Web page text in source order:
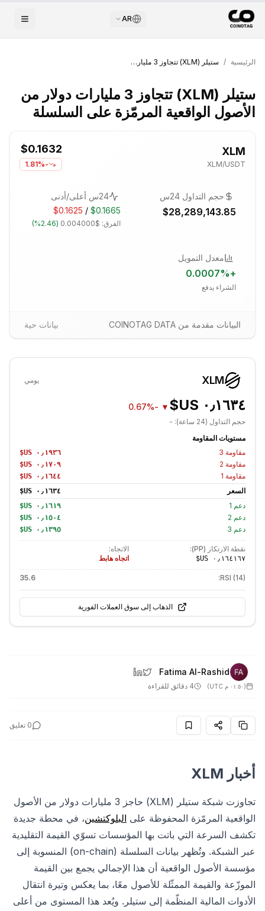
AR
الرئيسية / ستيلر (XLM) تتجاوز 3 مليارات دولار من الأصول الواقعية المرمّزة على السلسلة
ستيلر (XLM) تتجاوز 3 مليارات دولار من
الأصول الواقعية المرمّزة على السلسلة
XLM
XLM/USDT
$0.1632
-1.81%
حجم التداول 24س
$28,289,143.85
24س أعلى/أدنى
$0.1665
/
$0.1625
الفرق: $0.004000
(
2.46%
)
معدل التمويل
+
0.0007%
الشراء يدفع
البيانات مقدمة من COINOTAG DATA بيانات حية
XLM يومي
▼
-0.67%
حجم التداول (24 ساعة):
-
مستويات المقاومة
مقاومة 3
مقاومة 2
مقاومة 1
السعر
دعم 1
دعم 2
دعم 3
نقطة الارتكاز (PP):
الاتجاه:
اتجاه هابط
RSI (14):
35.6
الذهاب إلى سوق العملات الفورية
Fatima Al-Rashid
(٠١:٥٠ م UTC ) 4 دقائق للقراءة
0 تعليق
أخبار XLM
تجاوزت شبكة ستيلر (XLM) حاجز 3 مليارات دولار من الأصول
الواقعية المرمّزة المحفوظة على البلوكتشين، في محطة جديدة
تكشف السرعة التي باتت بها المؤسسات تسوّي القيمة التقليدية
عبر الشبكة. وتُظهر بيانات السلسلة (on-chain) المنسوبة إلى
مؤسسة الأصول الواقعية أن هذا الإجمالي يجمع بين القيمة
الموزّعة والقيمة الممثّلة للأصول معًا، بما يعكس وتيرة انتقال
الأدوات المالية المنظّمة إلى ستيلر. ويُعد هذا المستوى من أعلى